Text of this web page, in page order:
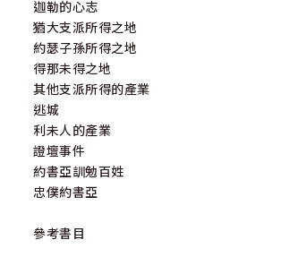
迦勒的心志
猶大支派所得之地
約瑟子孫所得之地
得那未得之地
其他支派所得的產業
逃城
利未人的產業
證壇事件
約書亞訓勉百姓
忠僕約書亞
參考書目